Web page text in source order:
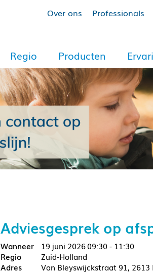
Over ons Professionals
Regio Producten
Adviesgesprek op
19 juni 202609:30 - 11:30
Zuid-Holland
Van Bleyswijckstraat 91, 2613